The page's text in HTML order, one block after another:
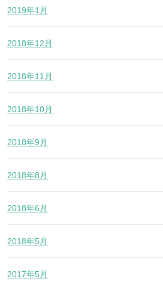
2019年1月
2018年12月
2018年11月
2018年10月
2018年9月
2018年8月
2018年6月
2018年5月
2017年5月